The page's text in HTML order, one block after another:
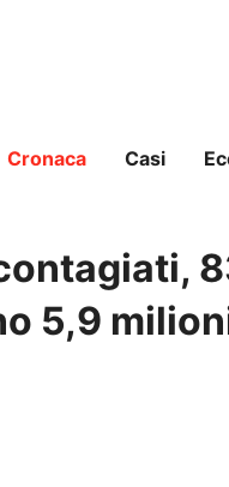
Cronaca Casi
5,9